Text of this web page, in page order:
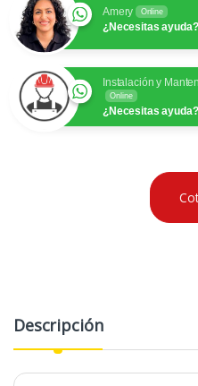
Amery Online
¿Necesitas ayuda?
Instalación y
Online
¿Necesitas ayuda?
Descripción